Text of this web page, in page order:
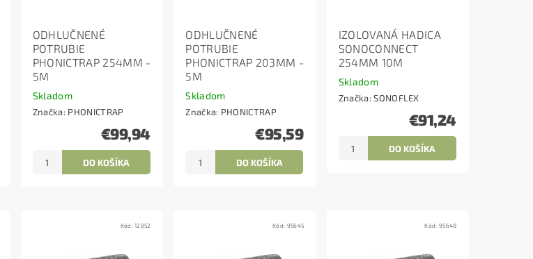
ODHLUČNENÉ
POTRUBIE
PHONICTRAP 254MM -
5M
Skladom
Značka: PHONICTRAP
€99,94
ODHLUČNENÉ
POTRUBIE
PHONICTRAP 203MM -
5M
Skladom
Značka: PHONICTRAP
€95,59
IZOLOVANÁ HADICA
SONOCONNECT
254MM 10M
Skladom
Značka:SONOFLEX
€91,24
Kód:12852 Kód: 95645 Kód:95648